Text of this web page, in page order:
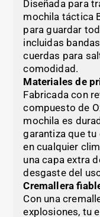
Diseñada para
mochila táctica
para guardar
incluidas
cuerdas para
comodidad.
Materiales de
Fabricada con
compuesto de
mochila es
garantiza que
en cualquier
una capa extra
desgaste del
Cremallera
Con una
explosiones, tu